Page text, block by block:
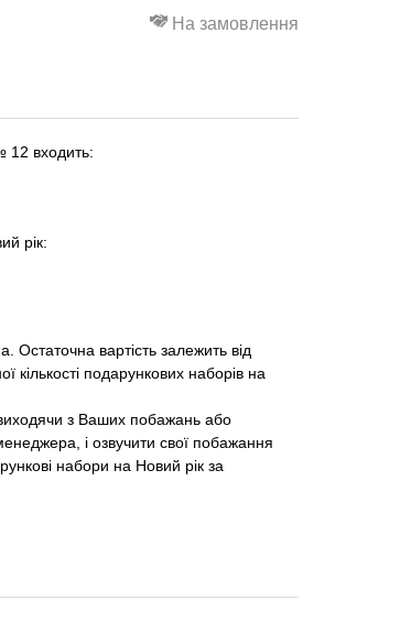
На замовлення
12 входить:
рік:
Остаточна вартість залежить від
кількості подарункових наборів на
виходячи з Ваших побажань або
і озвучити свої побажання
набори на Новий рік за